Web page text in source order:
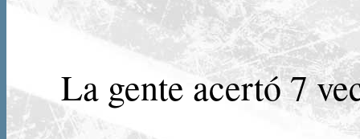
La gente acertó 7